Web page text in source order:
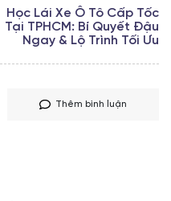
Học Lái Xe Ô Tô Cấp Tốc
Tại TPHCM: Bí Quyết Đậu
Ngay & Lộ Trình Tối Ưu
Thêm bình luận